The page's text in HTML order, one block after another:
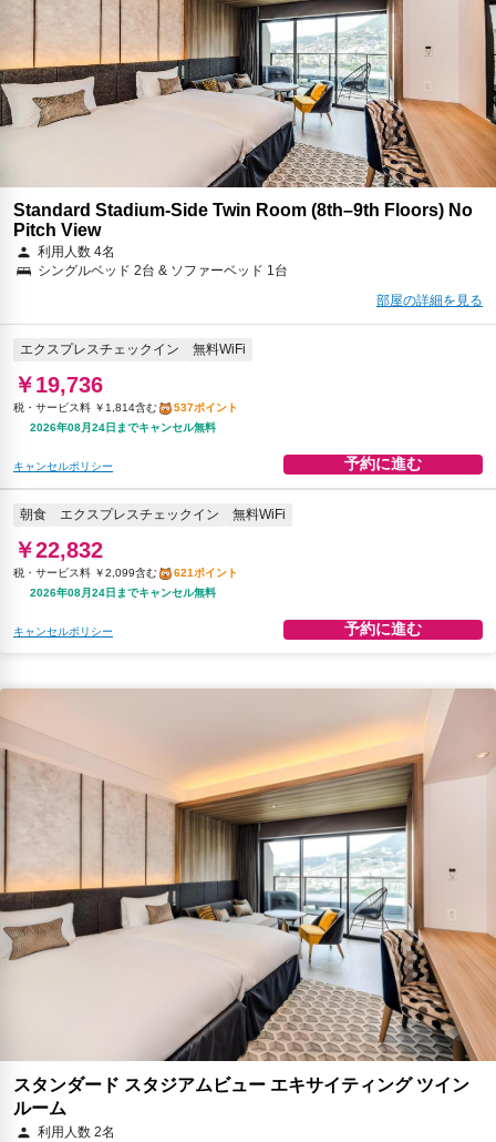
Standard Stadium-Side Twin Room (8th–9th Floors) No
Pitch View
利用人数 4名
シングルベッド 2台 & ソファーベッド 1台
部屋の詳細を見る
エクスプレスチェックイン 無料WiFi
￥19,736
税・サービス料 ￥1,814含む
537ポイント
2026年08月24日までキャンセル無料
キャンセルポリシー 予約に進む
朝食 エクスプレスチェックイン 無料WiFi
￥22,832
税・サービス料 ￥2,099含む
621ポイント
2026年08月24日までキャンセル無料
キャンセルポリシー 予約に進む
スタンダード スタジアムビュー エキサイティング ツイン
ルーム
利用人数 2名